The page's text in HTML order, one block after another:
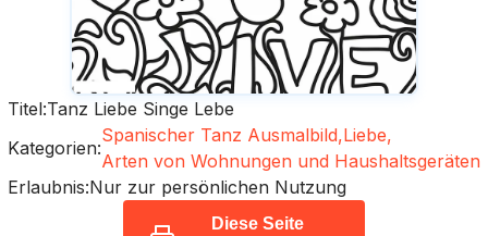
Titel:Tanz Liebe Singe Lebe
Kategorien:
Spanischer Tanz Ausmalbild,Liebe,
Arten von Wohnungen und Haushaltsgeräten
Erlaubnis:Nur zur persönlichen Nutzung
Diese Seite